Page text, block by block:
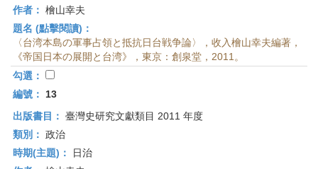
作者： 檜山幸夫
題名 (點擊閱讀)：
〈台湾本島の軍事占領と抵抗日台戦争論〉，收入檜山幸夫編著，
《帝国日本の展開と台湾》，東京：創泉堂，2011。
勾選：
編號：
13
出版書目： 臺灣史研究文獻類目 2011 年度
類別： 政治
時期(主題)：
日治